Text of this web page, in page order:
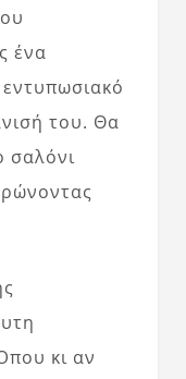
ένα
εντυπωσιακό
του. Θα
σαλόνι
κι αν